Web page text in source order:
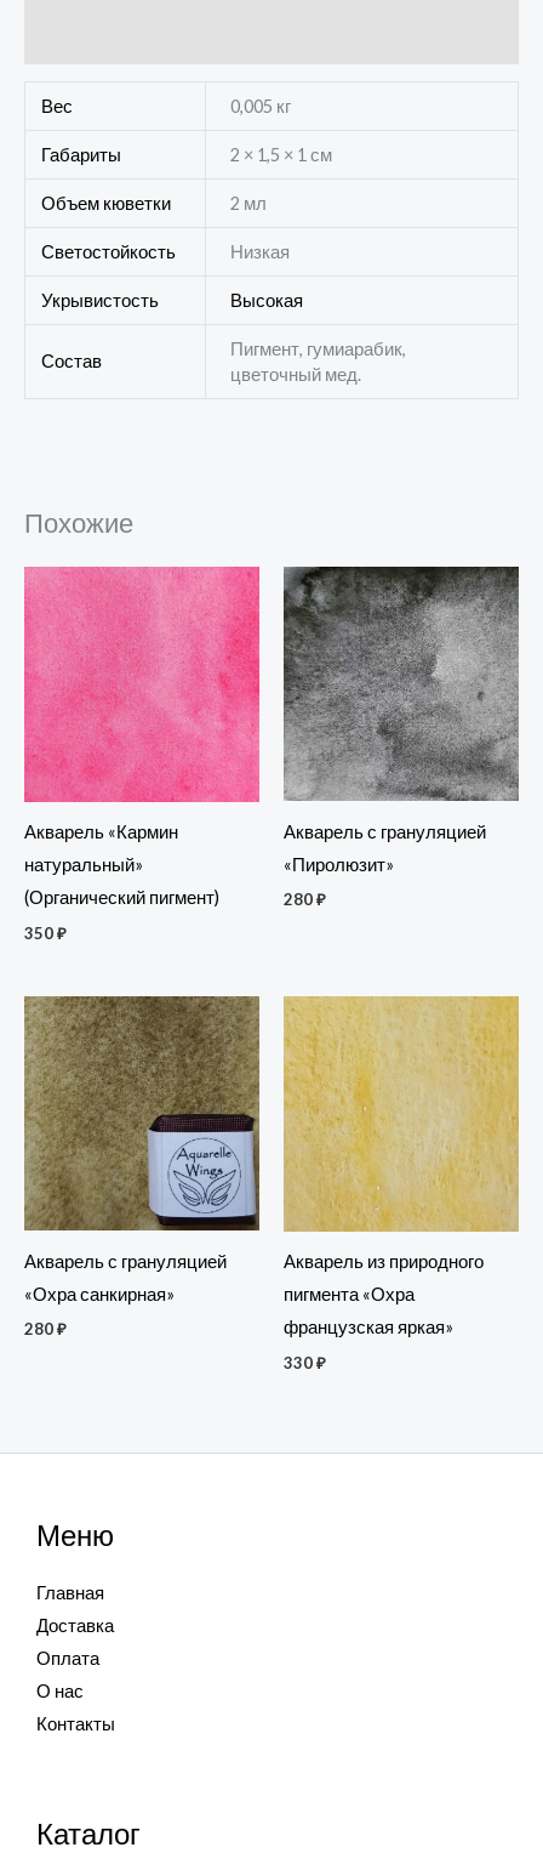
Вес 0,005 кг
Габариты 2 × 1,5 × 1 см
Объем кюветки 2 мл
Светостойкость Низкая
Укрывистость Высокая
Состав
Пигмент, гумиарабик,
цветочный мед.
Похожие
Акварель «Кармин
натуральный»
(Органический пигмент)
350₽
Акварель с грануляцией
«Пиролюзит»
280₽
Акварель с грануляцией
«Охра санкирная»
280₽
Акварель из природного
пигмента «Охра
французская яркая»
330₽
Меню
Главная
Доставка
Оплата
О нас
Контакты
Каталог